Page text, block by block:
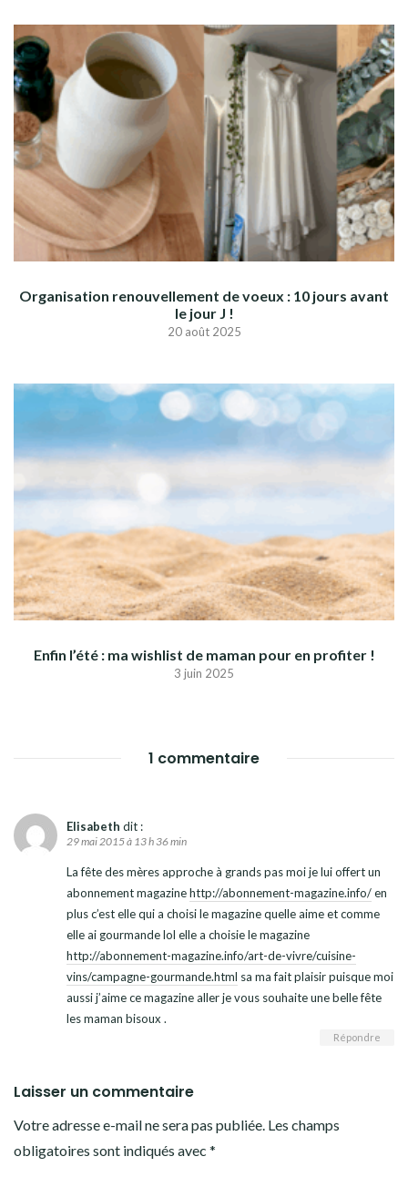
Organisation renouvellement de voeux : 10 jours avant
le jour J !
20 août 2025
Enfin l’été : ma wishlist de maman pour en profiter !
3 juin 2025
1 commentaire
Elisabeth dit :
29 mai 2015 à 13 h 36 min
La fête des mères approche à grands pas moi je lui offert un
abonnement magazinehttp://abonnement-magazine.info/en
plus c’est elle qui a choisi le magazine quelle aime et comme
elle ai gourmande lol elle a choisie le magazine
http://abonnement-magazine.info/art-de-vivre/cuisine-
vins/campagne-gourmande.html sa ma fait plaisir puisque moi
aussi j’aime ce magazine aller je vous souhaite une belle fête
les maman bisoux .
Répondre
Laisser un commentaire
Votre adresse e-mail ne sera pas publiée. Les champs
obligatoires sont indiqués avec *